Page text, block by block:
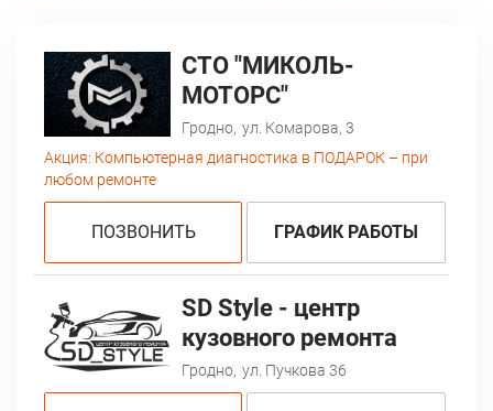
СТО "МИКОЛЬ-
МОТОРС"
Гродно, ул. Комарова, 3
Акция: Компьютерная диагностика в ПОДАРОК – при
любом ремонте
ПОЗВОНИТЬ ГРАФИК РАБОТЫ
SD Style - центр
кузовного ремонта
Гродно, ул. Пучкова 36